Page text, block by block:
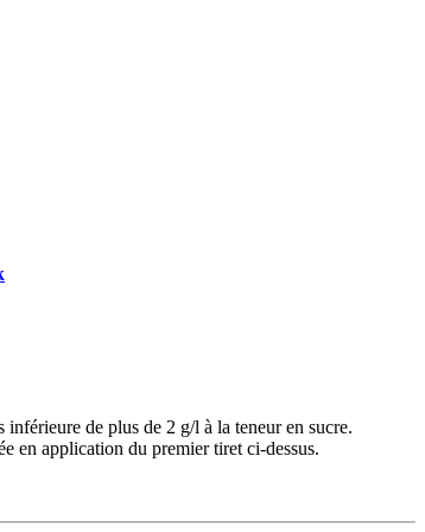
de plus de 2 g/l à la teneur en sucre.
en application du premier tiret ci-dessus.